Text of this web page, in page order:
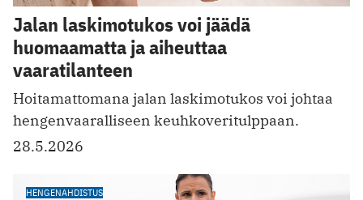
Jalan laskimotukos voi jäädä
huomaamatta ja aiheuttaa
vaaratilanteen
Hoitamattomana jalan laskimotukos voi johtaa
hengenvaaralliseen keuhkoveritulppaan.
28.5.2026
HENGENAHDISTUS